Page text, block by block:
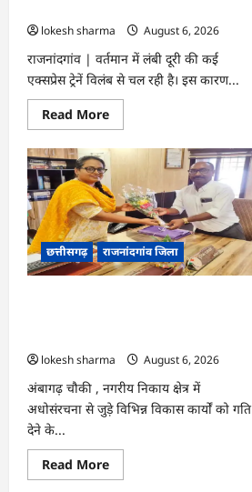
lokesh sharma
August 6, 2026
राजनांदगांव | वर्तमान में लंबी दूरी की कई
एक्सप्रेस ट्रेनें विलंब से चल रही है। इस कारण...
Read MoreRead
more
राजनांदगांव
लंबी
दूरी
की
एक्सप्रेस
ट्रेनों
की
टाइमिंग
नहीं
सुधर
छत्तीसगढ़ राजनांदगांव जिला
lokesh sharma
August 6, 2026
अंबागढ़ चौकी , नगरीय निकाय क्षेत्र में
अधोसंरचना से जुड़े विभिन्न विकास कार्यों को गति
देने के...
Read MoreRead
more